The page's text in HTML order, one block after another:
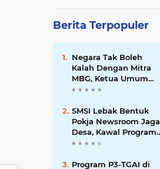
Berita Terpopuler
Negara Tak Boleh
Kalah Dengan Mitra
MBG, Ketua Umum
APKLI-P: Silahkan
Kantin Sekolah
SMSI Lebak Bentuk
Pokja Newsroom Jaga
Desa, Kawal Program
Desa Agar Bisa Maju
Program P3-TGAI di